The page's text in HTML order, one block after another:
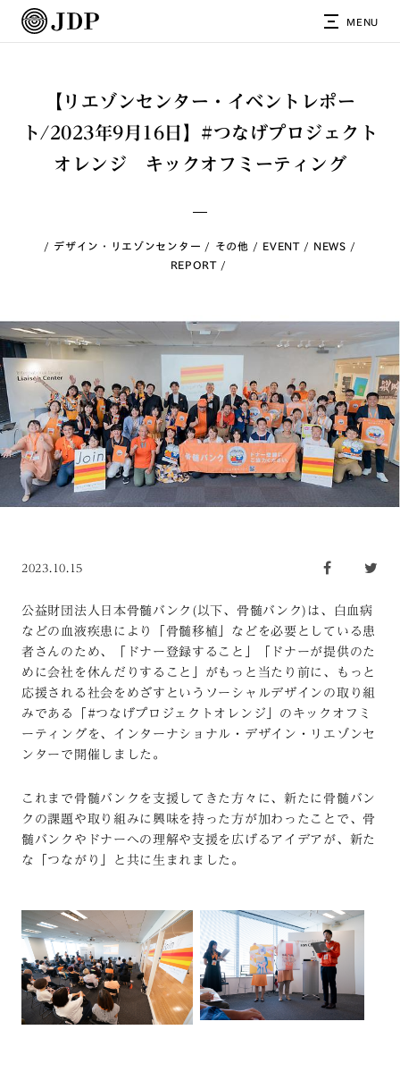
MENU
【リエゾンセンター・イベントレポー
ト/2023年9月16日】#つなげプロジェクト
オレンジ キックオフミーティング
デザイン・リエゾンセンター その他 EVENT
NEWS
REPORT
2023.10.15
公益財団法人日本骨髄バンク(以下、骨髄バンク)は、白血病
などの血液疾患により「骨髄移植」などを必要としている患
者さんのため、「ドナー登録すること」「ドナーが提供のた
めに会社を休んだりすること」がもっと当たり前に、もっと
応援される社会をめざすというソーシャルデザインの取り組
みである「#つなげプロジェクトオレンジ」のキックオフミ
ーティングを、インターナショナル・デザイン・リエゾンセ
ンターで開催しました。
これまで骨髄バンクを支援してきた方々に、新たに骨髄バン
クの課題や取り組みに興味を持った方が加わったことで、骨
髄バンクやドナーへの理解や支援を広げるアイデアが、新た
な「つながり」と共に生まれました。